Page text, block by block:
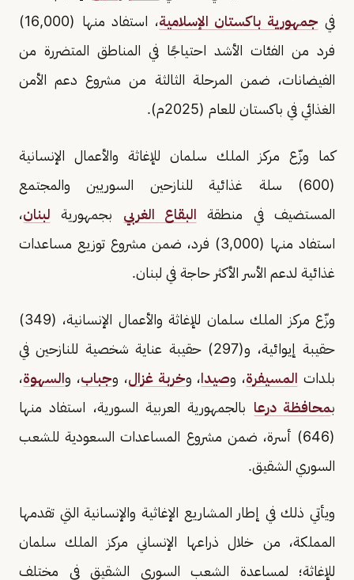
في جمهورية باكستان الإسلامية
، استفاد منها (16,000)
فرد من الفئات الأشد احتياجًا في المناطق المتضررة من
الفيضانات، ضمن المرحلة الثالثة من مشروع دعم الأمن
الغذائي في باكستان للعام (2025م).
كما وزّع مركز الملك سلمان للإغاثة والأعمال الإنسانية
(600) سلة غذائية للنازحين السوريين والمجتمع
المستضيف في منطقة البقاع الغربي بجمهورية لبنان،
استفاد منها (3,000) فرد، ضمن مشروع توزيع مساعدات
غذائية لدعم الأسر الأكثر حاجة في لبنان.
وزّع مركز الملك سلمان للإغاثة والأعمال الإنسانية، (349)
حقيبة إيوائية، و(297) حقيبة عناية شخصية للنازحين في
بلدات المسيفرة، وصيدا، وخربة غزال، وجباب، والسهوة،
بمحافظة درعا بالجمهورية العربية السورية، استفاد منها
(646) أسرة، ضمن مشروع المساعدات السعودية للشعب
السوري الشقيق.
ويأتي ذلك في إطار المشاريع الإغاثية والإنسانية التي تقدمها
المملكة، من خلال ذراعها الإنساني مركز الملك سلمان
للإغاثة؛ لمساعدة الشعب السوري الشقيق في مختلف